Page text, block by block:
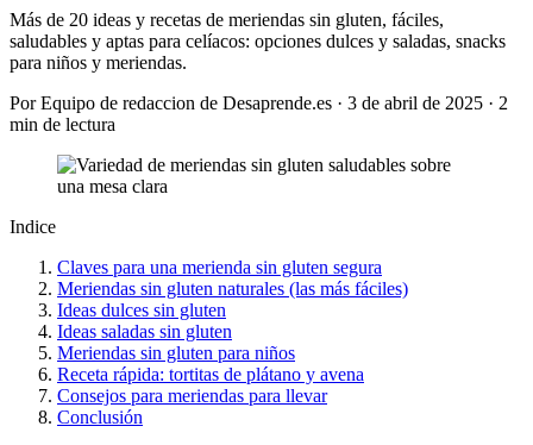
Más de 20 ideas y recetas de meriendas sin gluten, fáciles,
saludables y aptas para celíacos: opciones dulces y saladas, snacks
para niños y meriendas.
Por Equipo de redaccion de Desaprende.es · 3 de abril de 2025 · 2
min de lectura
Indice
Claves para una merienda sin gluten segura
Meriendas sin gluten naturales (las más fáciles)
Ideas dulces sin gluten
Ideas saladas sin gluten
Meriendas sin gluten para niños
Receta rápida: tortitas de plátano y avena
Consejos para meriendas para llevar
Conclusión